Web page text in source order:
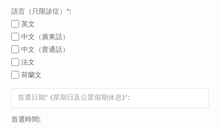
語言（只限診症）*:
英文
中文（廣東話）
中文（普通話）
法文
荷蘭文
首選時間: